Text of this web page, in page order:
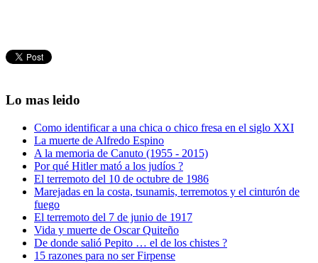
Lo mas leido
Como identificar a una chica o chico fresa en el siglo XXI
La muerte de Alfredo Espino
A la memoria de Canuto (1955 - 2015)
Por qué Hitler mató a los judíos ?
El terremoto del 10 de octubre de 1986
Marejadas en la costa, tsunamis, terremotos y el cinturón de
fuego
El terremoto del 7 de junio de 1917
Vida y muerte de Oscar Quiteño
De donde salió Pepito … el de los chistes ?
15 razones para no ser Firpense